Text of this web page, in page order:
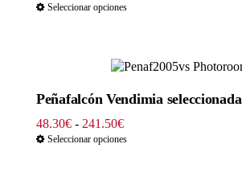
de
hasta
Seleccionar opciones
Peñafalcón Vendimia seleccionada
48.30€ - 241.50€Rango
de
Seleccionar opciones